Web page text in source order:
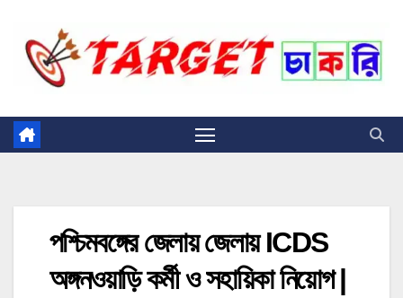
content
পশ্চিমবঙ্গের জেলায় জেলায় ICDS
অঙ্গনওয়াড়ি কর্মী ও সহায়িকা নিয়োগ |